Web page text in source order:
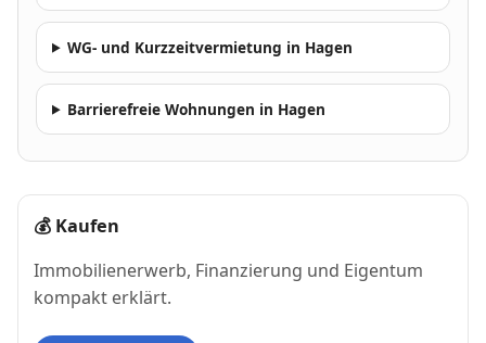
WG- und Kurzzeitvermietung in Hagen
Barrierefreie Wohnungen in Hagen
💰 Kaufen
Immobilienerwerb, Finanzierung und Eigentum
kompakt erklärt.